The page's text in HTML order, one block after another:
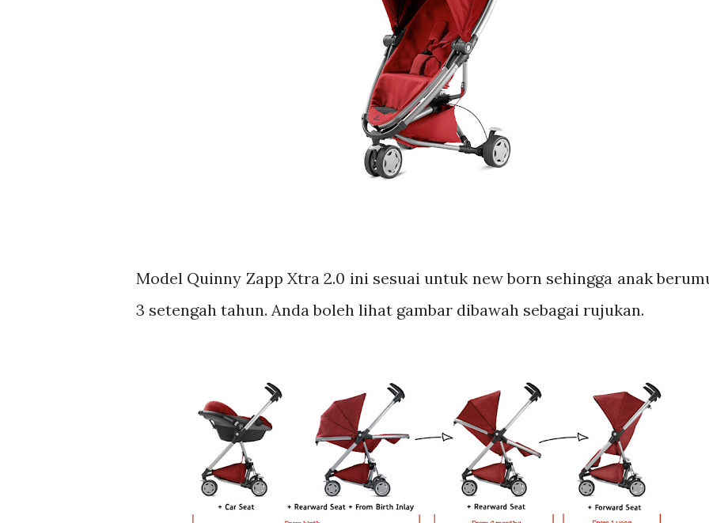
Model Quinny Zapp Xtra 2.0 ini sesuai untuk new born sehingga anak
3 setengah tahun. Anda boleh lihat gambar dibawah sebagai rujukan.